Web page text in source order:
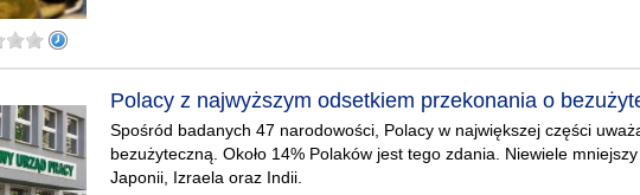
Polacy z najwyższym odsetkiem przekonania o
Spośród badanych 47 narodowości, Polacy w największej części
bezużyteczną. Około 14% Polaków jest tego zdania. Niewiele
Japonii, Izraela oraz Indii.